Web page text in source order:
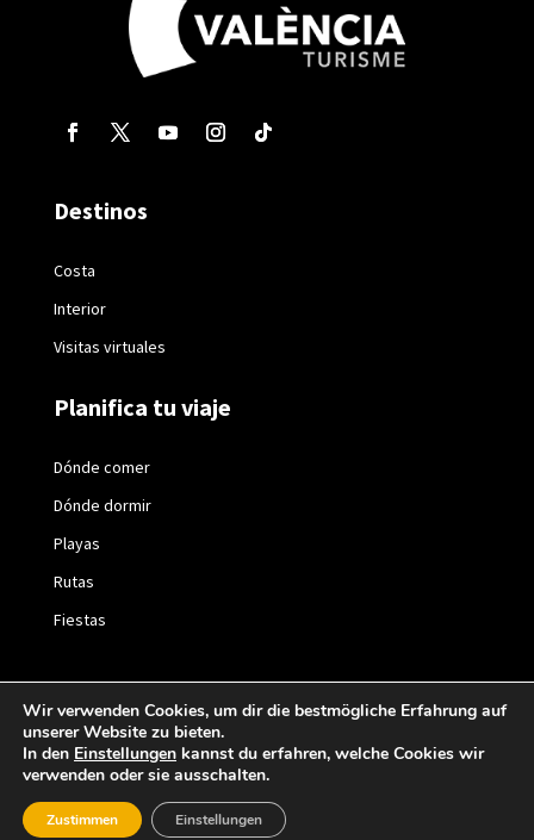
Destinos
Costa
Interior
Visitas virtuales
Planifica tu viaje
Dónde comer
Dónde dormir
Playas
Rutas
Fiestas
2021 © València Turisme | Política de privacidad |
Política de cookies
Wir verwenden Cookies, um dir die bestmögliche Erfahrung auf
unserer Website zu bieten.
In den Einstellungen kannst du erfahren, welche Cookies wir
verwenden oder sie ausschalten.
Zustimmen Einstellungen